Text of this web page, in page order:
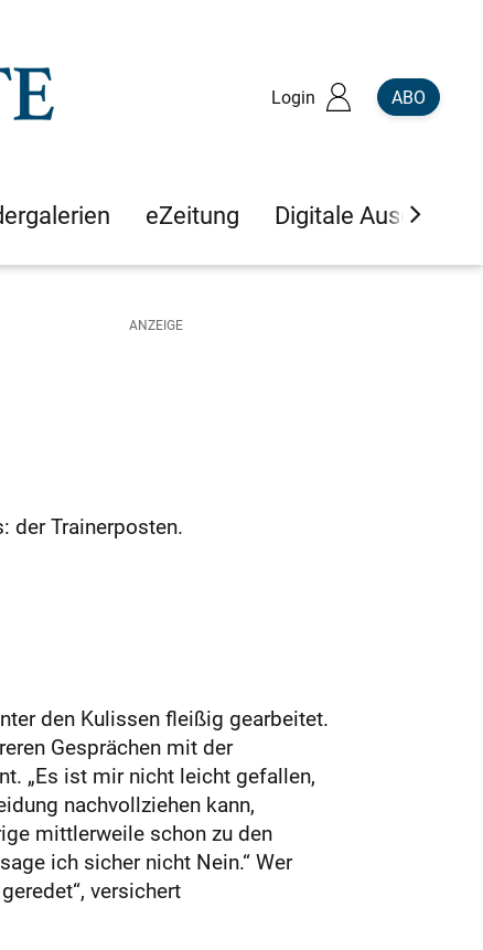
Login ABO
eZeitung Digitale Ausgaben
der Trainerposten.
den Kulissen fleißig gearbeitet.
Gesprächen mit der
„Es ist mir nicht leicht gefallen,
nachvollziehen kann,
mittlerweile schon zu den
ich sicher nicht Nein.“ Wer
versichert